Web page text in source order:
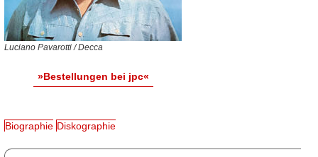
Luciano Pavarotti / Decca
»Bestellungen bei jpc«
Biographie Diskographie